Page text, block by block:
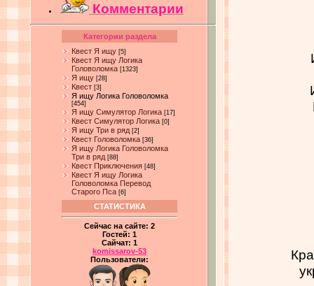
Комментарии
Категории раздела
Квест Я ищу [5]
Квест Я ищу Логика
Головоломка [1323]
Я ищу [28]
Квест [3]
Я ищу Логика Головоломка
[454]
Я ищу Симулятор Логика [17]
Квест Симулятор Логика [0]
Я ищу Три в ряд [2]
Квест Головоломка [36]
Я ищу Логика Головоломка
Три в ряд [88]
Квест Приключения [48]
Квест Я ищу Логика
Головоломка Перевод
Старого Пса [6]
СТАТИСТИКА
Сейчас на сайте: 2
Гостей: 1
Сайчат: 1
komissarov-53
Пользователи: